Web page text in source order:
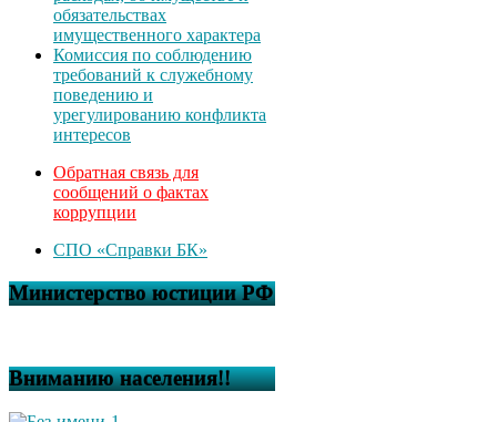
обязательствах
имущественного характера
Комиссия по соблюдению
требований к служебному
поведению и
урегулированию конфликта
интересов
Обратная связь для
сообщений о фактах
коррупции
СПО «Справки БК»
Министерство юстиции РФ
Вниманию населения!!